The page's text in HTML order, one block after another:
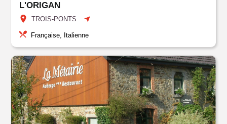
L'ORIGAN
TROIS-PONTS
Française, Italienne